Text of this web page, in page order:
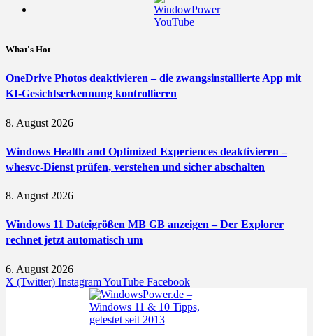
What's Hot
OneDrive Photos deaktivieren – die zwangsinstallierte App mit
KI-Gesichtserkennung kontrollieren
8. August 2026
Windows Health and Optimized Experiences deaktivieren –
whesvc-Dienst prüfen, verstehen und sicher abschalten
8. August 2026
Windows 11 Dateigrößen MB GB anzeigen – Der Explorer
rechnet jetzt automatisch um
6. August 2026
X (Twitter) InstagramYouTube Facebook